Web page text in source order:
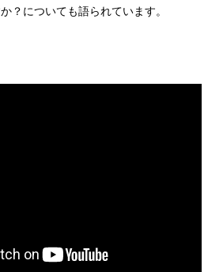
？についても語られています。